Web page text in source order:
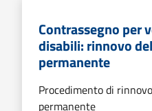
Contrassegno per
disabili: rinnovo
permanente
Procedimento di
permanente